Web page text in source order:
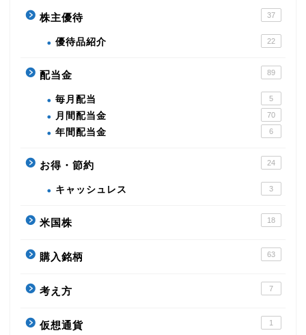
株主優待 37
優待品紹介 22
配当金 89
毎月配当 5
月間配当金 70
年間配当金 6
お得・節約 24
キャッシュレス 3
米国株 18
購入銘柄 63
考え方 7
仮想通貨 1